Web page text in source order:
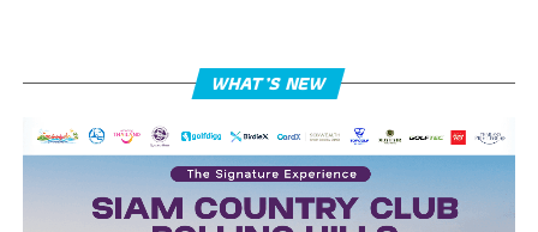
WHAT’S NEW